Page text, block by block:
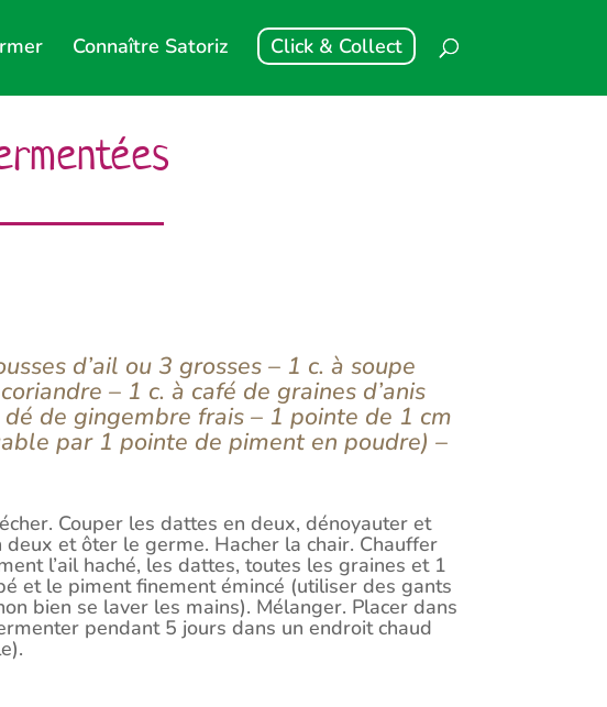
Connaître Satoriz Click & Collect
d’ail ou 3 grosses – 1 c. à soupe
– 1 c. à café de graines d’anis
de gingembre frais – 1 pointe de 1 cm
par 1 pointe de piment en poudre) –
Couper les dattes en deux, dénoyauter et
et ôter le germe. Hacher la chair. Chauffer
l’ail haché, les dattes, toutes les graines et 1
et le piment finement émincé (utiliser des gants
bien se laver les mains). Mélanger. Placer dans
pendant 5 jours dans un endroit chaud